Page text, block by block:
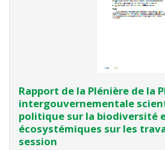
Rapport de la Plénière de la
intergouvernementale
politique sur la biodiversité
écosystémiques sur les
session